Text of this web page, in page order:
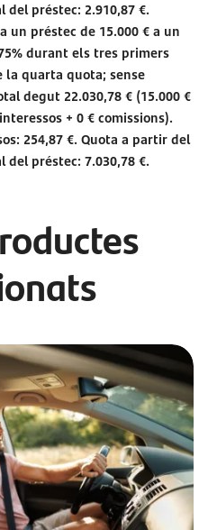
del préstec: 2.910,87 €.
un préstec de 15.000 € a un
durant els tres primers
la quarta quota; sense
degut 22.030,78 € (15.000 €
+ 0 € comissions).
254,87 €. Quota a partir del
del préstec: 7.030,78 €.